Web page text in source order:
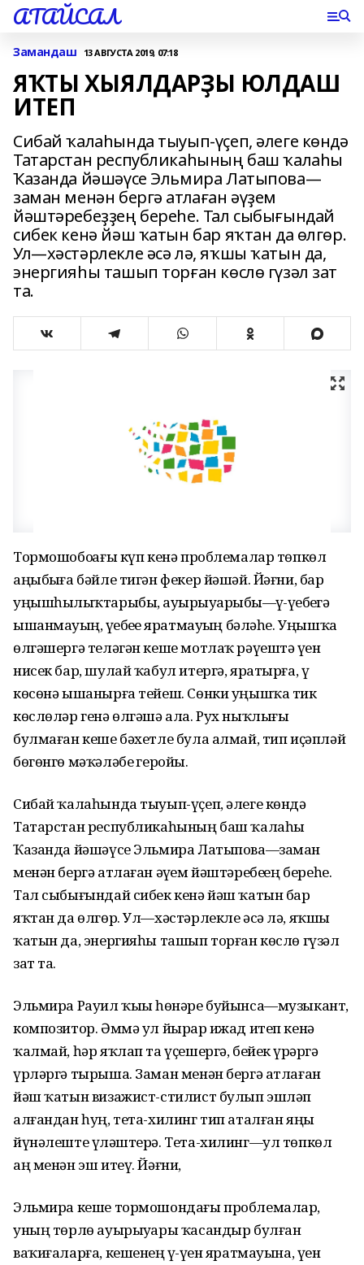
АТАЙСАЛ
Замандаш 13 АВГУСТА 2019, 07:18
ЯҠТЫ ХЫЯЛДАРҘЫ ЮЛДАШ
ИТЕП
Сибай ҡалаһында тыуып-үҫеп, әлеге көндә
Татарстан республикаһының баш ҡалаһы
Ҡазанда йәшәүсе Эльмира Латыпова—
заман менән бергә атлаған әүҙем
йәштәребеҙҙең береһе. Тал сыбығындай
сибек кенә йәш ҡатын бар яҡтан да өлгөр.
Ул—хәстәрлекле әсә лә, яҡшы ҡатын да,
энергияһы ташып торған көслө гүзәл зат
та.
Тормошобоҙҙағы күп кенә проблемалар төпкөл
аңыбыҙға бәйле тигән фекер йәшәй. Йәғни, бар
уңышһыҙлыҡтарыбыҙ, ауырыуҙарыбыҙ—үҙ-үҙебеҙгә
ышанмауҙың, үҙебеҙҙе яратмауҙың бәләһе. Уңышҡа
өлгәшергә теләгән кеше мотлаҡ рәүештә үҙен
нисек бар, шулай ҡабул итергә, яратырға, үҙ
көсөнә ышанырға тейеш. Сөнки уңышҡа тик
көслөләр генә өлгәшә ала. Рух ныҡлығы
булмаған кеше бәхетле була алмай, тип иҫәпләй
бөгөнгө мәҡәләбеҙ геройы.
Сибай ҡалаһында тыуып-үҫеп, әлеге көндә
Татарстан республикаһының баш ҡалаһы
Ҡазанда йәшәүсе Эльмира Латыпова—заман
менән бергә атлаған әүҙем йәштәребеҙҙең береһе.
Тал сыбығындай сибек кенә йәш ҡатын бар
яҡтан да өлгөр. Ул—хәстәрлекле әсә лә, яҡшы
ҡатын да, энергияһы ташып торған көслө гүзәл
зат та.
Эльмира Рауил ҡыҙы һөнәре буйынса—музыкант,
композитор. Әммә ул йырҙар ижад итеп кенә
ҡалмай, һәр яҡлап та үҫешергә, бейек үрҙәргә
үрләргә тырыша. Заман менән бергә атлаған
йәш ҡатын визажист-стилист булып эшләп
алғандан һуң, тета-хилинг тип аталған яңы
йүнәлеште үҙләштерә. Тета-хилинг—ул төпкөл
аң менән эш итеү. Йәғни,
Эльмира кеше тормошондағы проблемалар,
уның төрлө ауырыуҙары ҡасандыр булған
ваҡиғаларға, кешенең үҙ-үҙен яратмауына, үҙен